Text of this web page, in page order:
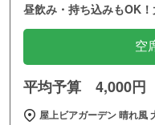
昼飲み・持ち込みもOK
空
平均予算 4,000円
屋上ビアガーデン 晴れ風